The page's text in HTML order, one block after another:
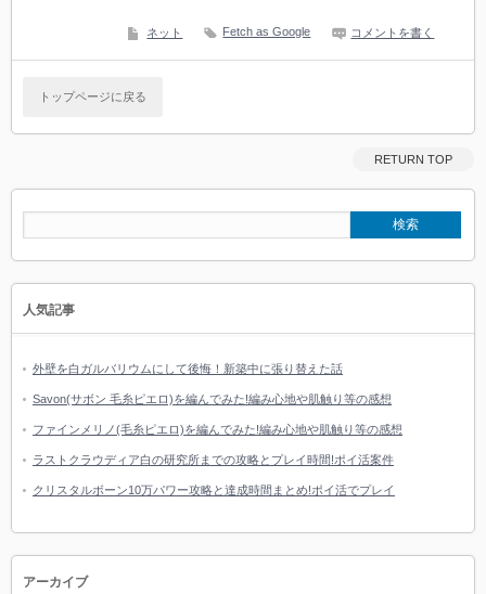
ネット Fetch as Google コメントを書く
トップページに戻る
RETURN TOP
人気記事
外壁を白ガルバリウムにして後悔！新築中に張り替えた話
Savon(サボン 毛糸ピエロ)を編んでみた!編み心地や肌触り等の感想
ファインメリノ(毛糸ピエロ)を編んでみた!編み心地や肌触り等の感想
ラストクラウディア白の研究所までの攻略とプレイ時間!ポイ活案件
クリスタルボーン10万パワー攻略と達成時間まとめ!ポイ活でプレイ
アーカイブ